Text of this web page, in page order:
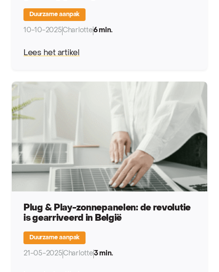
Duurzame aanpak
10-10-2025Charlotte6 min.
Lees het artikel
Plug & Play-zonnepanelen: de revolutie
is gearriveerd in België
Duurzame aanpak
21-05-2025Charlotte3 min.